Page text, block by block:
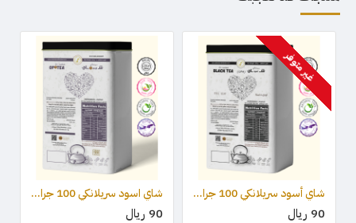
غير متوفر
شاي أسود سريلانكي 100 جرام - OPA
90 ريال
شاي اسود سريلانكي 100 جرام - OP1
90 ريال